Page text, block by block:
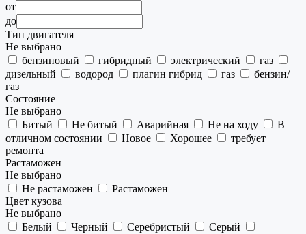
от
до
Тип двигателя
Не выбрано
бензиновый
гибридный электрический
газ
дизельный
водород плагин гибрид газ
бензин/
газ
Состояние
Не выбрано
Битый
Не битый Аварийная Не на ходу
В
отличном состоянии
Новое Хорошее
требует
ремонта
Растаможен
Не выбрано
Не растаможен
Растаможен
Цвет кузова
Не выбрано
Белый
Черный Серебристый
Серый